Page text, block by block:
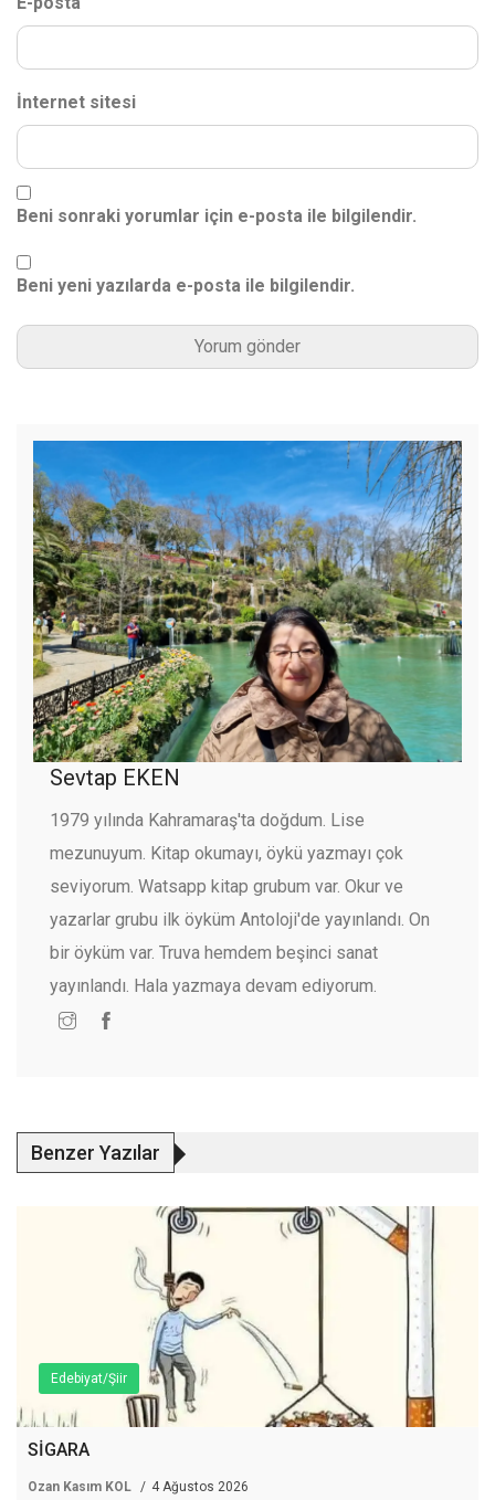
İnternet sitesi
Beni sonraki yorumlar için e-posta ile bilgilendir.
Beni yeni yazılarda e-posta ile bilgilendir.
Sevtap EKEN
1979 yılında Kahramaraş'ta doğdum. Lise
mezunuyum. Kitap okumayı, öykü yazmayı çok
seviyorum. Watsapp kitap grubum var. Okur ve
yazarlar grubu ilk öyküm Antoloji'de yayınlandı. On
bir öyküm var. Truva hemdem beşinci sanat
yayınlandı. Hala yazmaya devam ediyorum.
Benzer Yazılar
Edebiyat/Şiir
SİGARA
Ozan Kasım KOL 4 Ağustos 2026